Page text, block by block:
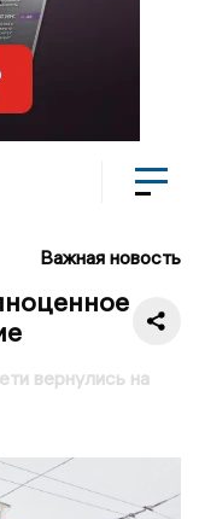
Важная новость
вернулись на